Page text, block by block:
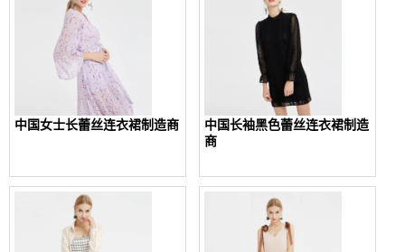
中国女士长蕾丝连衣裙制造商
中国长袖黑色蕾丝连衣裙制造
商